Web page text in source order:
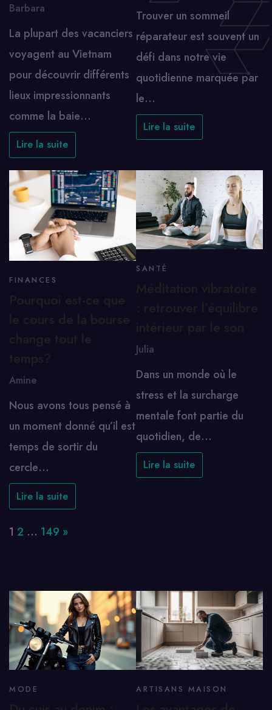
Barbara
La plupart des vacanciers
voyagent au Vietnam
pour découvrir différents
lieux impressionnants
comme la baie…
Lire la suite
Trouver un sommeil
réparateur est souvent un
défi dans notre vie
quotidienne marquée par
le…
Lire la suite
FINANCES
Amine
Nous avons tous pensé à
un moment donné qu’il est
temps de sortir du
cercle…
Lire la suite
SANTÉ
Julia
Dans un monde où le
stress et la surcharge
mentale font partie du
quotidien, de…
Lire la suite
Page:
1 2 … 149 Next
»
MODE ARTISANS MAISON